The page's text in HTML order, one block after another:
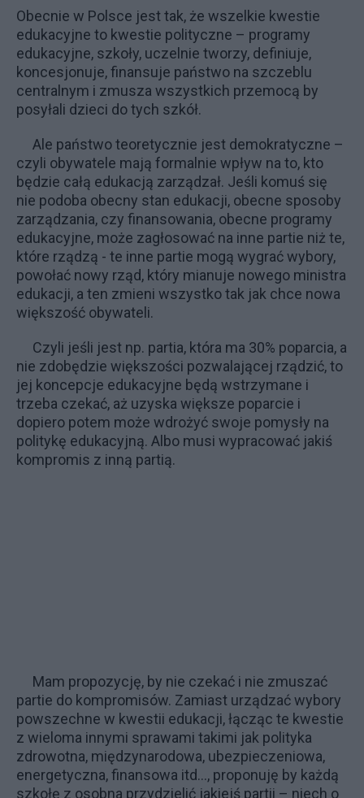
Obecnie w Polsce jest tak, że wszelkie kwestie
edukacyjne to kwestie polityczne – programy
edukacyjne, szkoły, uczelnie tworzy, definiuje,
koncesjonuje, finansuje państwo na szczeblu
centralnym i zmusza wszystkich przemocą by
posyłali dzieci do tych szkół.
Ale państwo teoretycznie jest demokratyczne –
czyli obywatele mają formalnie wpływ na to, kto
będzie całą edukacją zarządzał. Jeśli komuś się
nie podoba obecny stan edukacji, obecne sposoby
zarządzania, czy finansowania, obecne programy
edukacyjne, może zagłosować na inne partie niż te,
które rządzą - te inne partie mogą wygrać wybory,
powołać nowy rząd, który mianuje nowego ministra
edukacji, a ten zmieni wszystko tak jak chce nowa
większość obywateli.
Czyli jeśli jest np. partia, która ma 30% poparcia, a
nie zdobędzie większości pozwalającej rządzić, to
jej koncepcje edukacyjne będą wstrzymane i
trzeba czekać, aż uzyska większe poparcie i
dopiero potem może wdrożyć swoje pomysły na
politykę edukacyjną. Albo musi wypracować jakiś
kompromis z inną partią.
Mam propozycję, by nie czekać i nie zmuszać
partie do kompromisów. Zamiast urządzać wybory
powszechne w kwestii edukacji, łącząc te kwestie
z wieloma innymi sprawami takimi jak polityka
zdrowotna, międzynarodowa, ubezpieczeniowa,
energetyczna, finansowa itd…, proponuję by każdą
szkołę z osobna przydzielić jakiejś partii – niech o